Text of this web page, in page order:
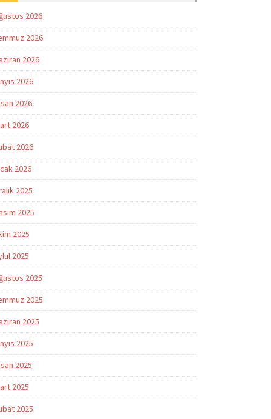
2026
2026
2026
2026
2026
2026
2026
2026
2025
2025
2025
2025
2025
2025
2025
2025
2025
2025
2025